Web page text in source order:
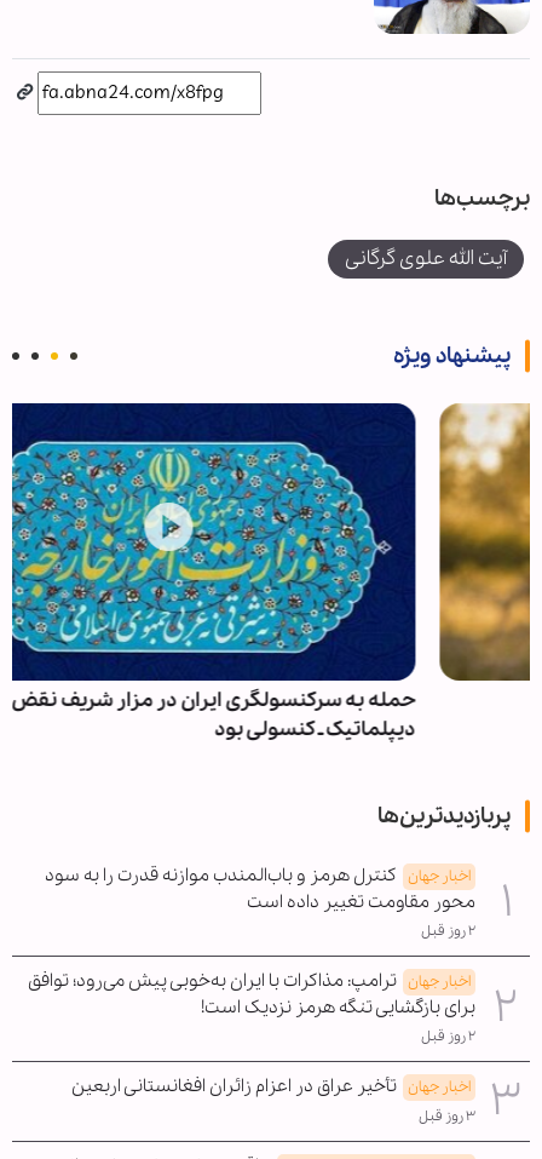
برچسب‌ها
آیت الله علوی گرگانی
پیشنهاد ویژه
حمله به سرکنسولگری ایران در مزار شریف نقض حقوق
دیپلماتیک ـ کنسولی بود
پربازدیدترین‌ها
اخبار جهان کنترل هرمز و باب‌المندب موازنه قدرت را به سود
محور مقاومت تغییر داده است
۲ روز قبل
اخبار جهان ترامپ: مذاکرات با ایران به‌خوبی پیش می‌رود؛ توافق
برای بازگشایی تنگه هرمز نزدیک است!
۲ روز قبل
اخبار جهان تأخیر عراق در اعزام زائران افغانستانی اربعین
۳ روز قبل